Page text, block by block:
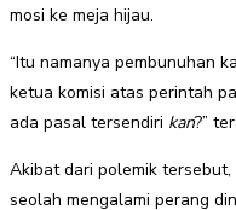
mosi ke meja hijau.
“Itu namanya pembunuhan
ketua komisi atas perintah
ada pasal tersendiri kan?”
Akibat dari polemik tersebut,
seolah mengalami perang